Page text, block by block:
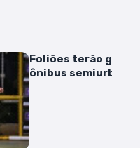
Foliões terão
ônibus